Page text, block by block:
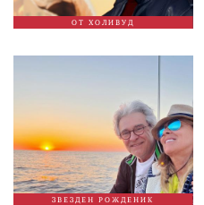
ОТ ХОЛИВУД
ЗВЕЗДЕН РОЖДЕНИК